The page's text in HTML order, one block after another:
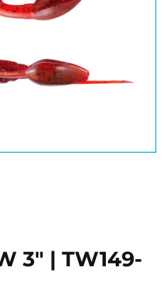
3" | TW149-